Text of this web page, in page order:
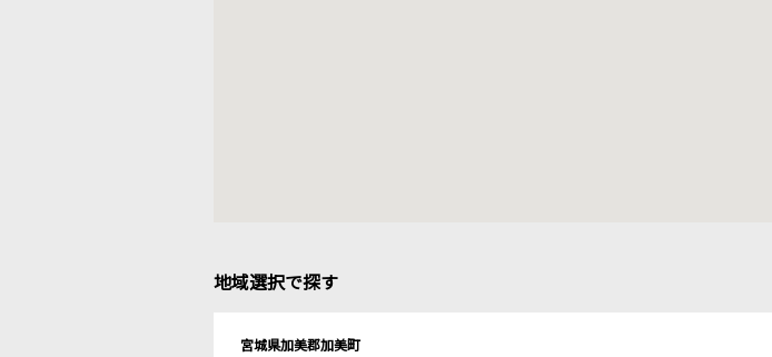
地域選択で探す
宮城県加美郡加美町